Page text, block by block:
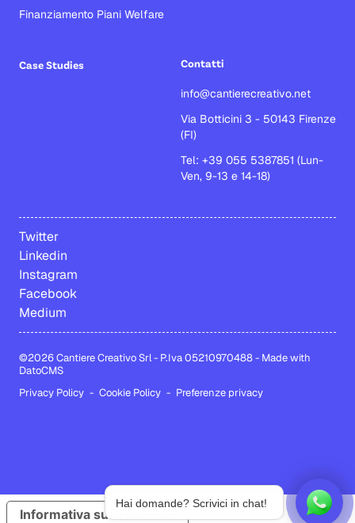
Finanziamento Piani Welfare
Case Studies Contatti
info@cantierecreativo.net
Via Botticini 3 - 50143 Firenze
(FI)
Tel: +39 055 5387851 (Lun-
Ven, 9-13 e 14-18)
Twitter
Linkedin
Instagram
Facebook
Medium
©2026 Cantiere Creativo Srl - P.Iva 05210970488- Made with
DatoCMS
Privacy Policy - Cookie Policy - Preferenze privacy
Informativa sulla raccolta
Hai domande? Scrivici in chat!